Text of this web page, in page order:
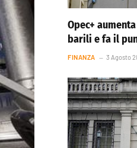
Opec+
barili e fa il
FINANZA 3 Agosto